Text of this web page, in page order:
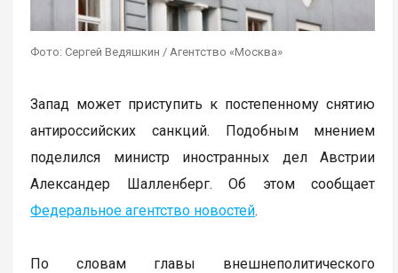
Фото: Сергей Ведяшкин / Агентство «Москва»
Запад может приступить к постепенному снятию
антироссийских санкций. Подобным мнением
поделился министр иностранных дел Австрии
Александер Шалленберг. Об этом сообщает
Федеральное агентство новостей.
По словам главы внешнеполитического